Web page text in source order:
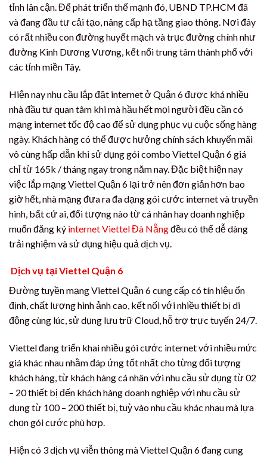
tỉnh lân cận. Để phát triển thế mạnh đó, UBND TP.HCM đã
và đang đầu tư cải tạo, nâng cấp hạ tầng giao thông. Nơi đây
có rất nhiều con đường huyết mạch và trục đường chính như
đường Kinh Dương Vương, kết nối trung tâm thành phố với
các tỉnh miền Tây.
Hiện nay nhu cầu lắp đặt internet ở Quận 6 được khá nhiều
nhà đầu tư quan tâm khi mà hầu hết mọi người đều cần có
mạng internet tốc độ cao để sử dụng phục vụ cuộc sống hàng
ngày. Khách hàng có thể được hưởng chính sách khuyến mãi
vô cùng hấp dẫn khi sử dụng gói combo Viettel Quận 6 giá
chỉ từ 165k / tháng ngay trong năm nay. Đặc biệt hiện nay
việc lắp mạng Viettel Quận 6 lại trở nên đơn giản hơn bao
giờ hết, nhà mạng đưa ra đa dạng gói cước internet và truyền
hình, bất cứ ai, đối tượng nào từ cá nhân hay doanh nghiệp
muốn đăng ký internet Viettel Đà Nẵngđều có thể dễ dàng
trải nghiệm và sử dụng hiệu quả dịch vụ.
Dịch vụ tại Viettel Quận 6
Đường tuyền mạng Viettel Quận 6 cung cấp có tín hiệu ổn
định, chất lượng hình ảnh cao, kết nối với nhiều thiết bị di
động cùng lúc, sử dụng lưu trữ Cloud, hỗ trợ trực tuyến 24/7.
Viettel đang triển khai nhiều gói cước internet với nhiều mức
giá khác nhau nhằm đáp ứng tốt nhất cho từng đối tượng
khách hàng, từ khách hàng cá nhân với nhu cầu sử dụng từ 02
– 20 thiết bị đến khách hàng doanh nghiệp với nhu cầu sử
dụng từ 100 – 200 thiết bị, tuỳ vào nhu cầu khác nhau mà lựa
chọn gói cước phù hợp.
Hiện có 3 dịch vụ viễn thông mà Viettel Quận 6 đang cung